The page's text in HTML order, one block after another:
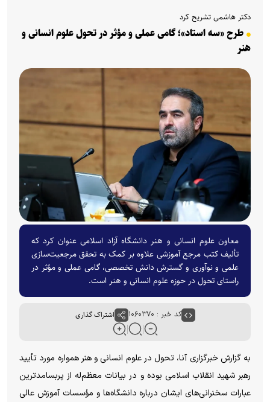
دکتر هاشمی تشریح کرد
طرح «سه استاد»؛ گامی عملی و مؤثر در تحول علوم انسانی و
هنر
معاون علوم انسانی و هنر دانشگاه آزاد اسلامی عنوان کرد که
تألیف کتب مرجع آموزشی علاوه بر کمک به تحقق مرجعیت‌سازی
علمی و نوآوری و گسترش دانش تخصصی، گامی عملی و مؤثر در
راستای تحول در حوزه علوم انسانی و هنر است.
کد خبر : ۱۰۶۰۳۷۰ اشتراک گذاری
به گزارش خبرگزاری آنا، تحول در علوم انسانی و هنر همواره مورد تأیید
رهبر شهید انقلاب اسلامی بوده و در بیانات معظم‌له از پربسامدترین
عبارات سخنرانی‌های ایشان درباره دانشگاه‌ها و مؤسسات آموزش عالی